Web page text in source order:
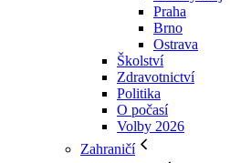
Praha
Brno
Ostrava
Školství
Zdravotnictví
Politika
O počasí
Volby 2026
Zahraničí